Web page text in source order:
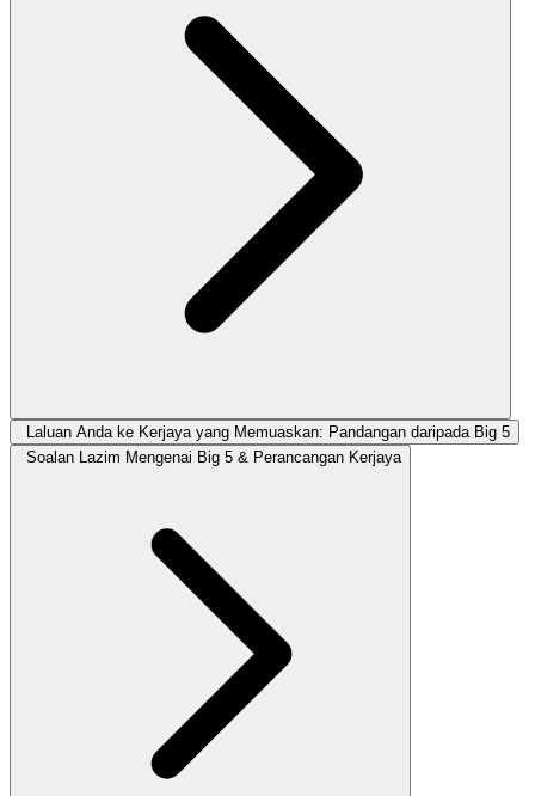
Laluan Anda ke Kerjaya yang Memuaskan: Pandangan daripada Big 5
Soalan Lazim Mengenai Big 5 & Perancangan Kerjaya